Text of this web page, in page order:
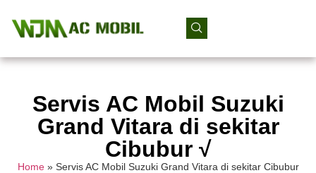
Servis AC Mobil Suzuki
Grand Vitara di sekitar
Cibubur √
Home» Servis AC Mobil Suzuki Grand Vitara di sekitar Cibubur